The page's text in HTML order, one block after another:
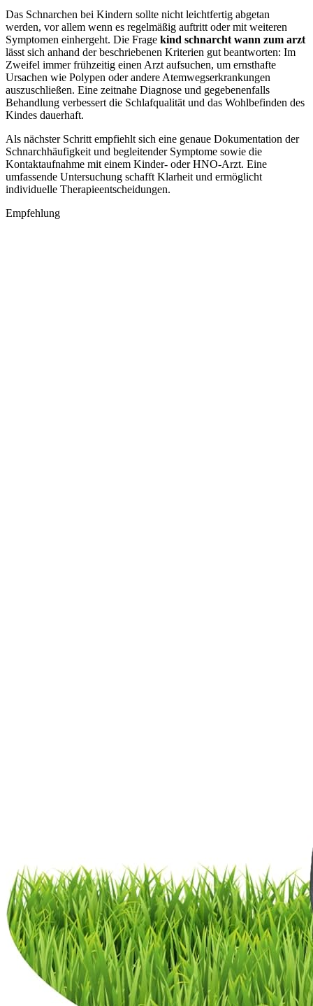
Das Schnarchen bei Kindern sollte nicht leichtfertig abgetan
werden, vor allem wenn es regelmäßig auftritt oder mit weiteren
Symptomen einhergeht. Die Frage kind schnarcht wann zum arzt
lässt sich anhand der beschriebenen Kriterien gut beantworten: Im
Zweifel immer frühzeitig einen Arzt aufsuchen, um ernsthafte
Ursachen wie Polypen oder andere Atemwegserkrankungen
auszuschließen. Eine zeitnahe Diagnose und gegebenenfalls
Behandlung verbessert die Schlafqualität und das Wohlbefinden des
Kindes dauerhaft.
Als nächster Schritt empfiehlt sich eine genaue Dokumentation der
Schnarchhäufigkeit und begleitender Symptome sowie die
Kontaktaufnahme mit einem Kinder- oder HNO-Arzt. Eine
umfassende Untersuchung schafft Klarheit und ermöglicht
individuelle Therapieentscheidungen.
Empfehlung